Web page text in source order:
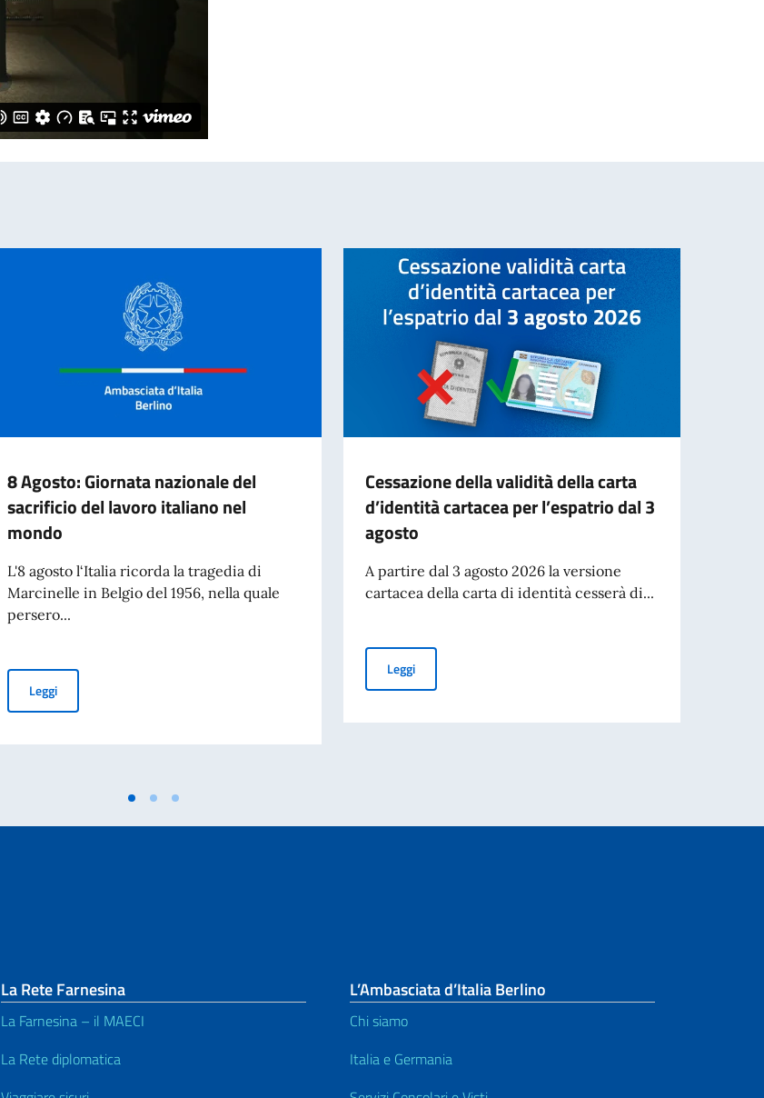
8 Agosto: Giornata nazionale del
sacrificio del lavoro italiano nel
mondo
L'8 agosto l‘Italia ricorda la tragedia di
Marcinelle in Belgio del 1956, nella quale
persero...
Leggi8 Agosto: Giornata nazionale del sacrificio del lavoro italiano nel mondo
Cessazione della validità della carta
d’identità cartacea per l’espatrio dal 3
agosto
A partire dal 3 agosto 2026 la versione
cartacea della carta di identità cesserà di...
LeggiCessazione della validità della carta d’identità cartacea per
La Rete Farnesina
La Farnesina – il MAECI
La Rete diplomatica
L’Ambasciata d’Italia Berlino
Chi siamo
Italia e Germania